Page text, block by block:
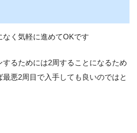
く気軽に進めてOKです
するためには2周することになるため
悪2周目で入手しても良いのではと